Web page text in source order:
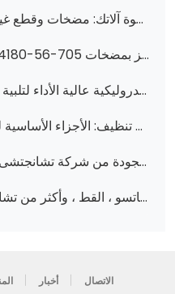
عزز قوة آلاتك: مضخات وقطع غيار تروس هيدروليكية أساسية لـ XGMA و Komatsu والمزيد من اللوادر والجرافات-اعثر على قطع غيار موثوقة في هيدروليكي من تشانجزهي
عزّز أداء أجهزتك بمضخات هيدروليكية ممتازة-تتميز بمضخات 705-56-34180 و 07440-72202 و 708-3S-04541 وغيرها!
مضخات تروس هيدروليكية عالية الأداء لتلبية احتياجات آلات البناء الخاصة بك
تعزيز الأداء مع تروس هيدروليكية عالية الجودة ومضخات تنظيف: الأجزاء الأساسية للحفارات والرافعات والجرافات (بما في ذلك 705-24-29090 و 3P7958 و 241-8693 والمزيد)
عزّز أداء أجهزتك بمضخات هيدروليكية عالية الجودة من شركة تشانجتشى ، شركة هيدروليكية ، المحدودة.
فتح الأداء: مضخات والعتاد الهيدروليكية عالية الجودة وقطع الغيار لكوماتسو ، القط ، وأكثر من تشانزهي الهيدروليكية الهيدروليكية
أخبار الاتصال